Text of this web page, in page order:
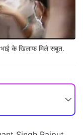
के खिलाफ मिले सबूत.